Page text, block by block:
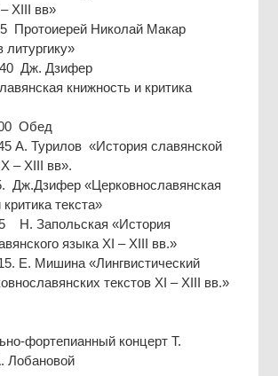
XIII вв»
Протоиерей Николай Макар
литургику»
Дж. Дзифер
книжность и критика
Обед
А. Турилов «История славянской
– XIII вв».
Дж.Дзифер «Церковнославянская
текста»
Н. Запольская «История
языка XI – XIII вв.»
Е. Мишина «Лингвистический
текстов XI – XIII вв.»
фортепианный концерт Т.
Лобановой